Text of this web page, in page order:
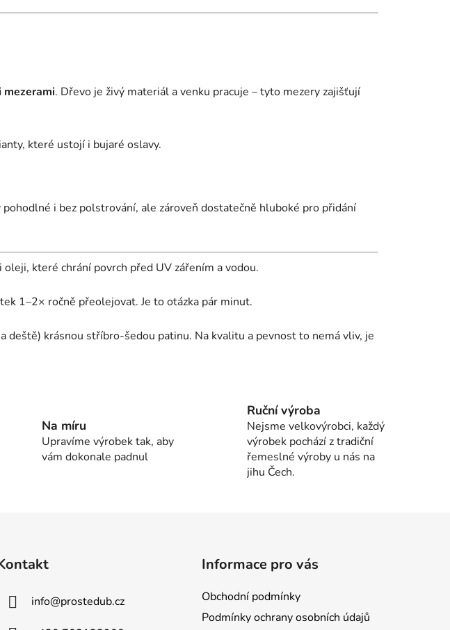
. Dřevo je živý materiál a venku pracuje – tyto mezery zajišťují
které ustojí i bujaré oslavy.
i bez polstrování, ale zároveň dostatečně hluboké pro přidání
které chrání povrch před UV zářením a vodou.
1–2× ročně přeolejovat. Je to otázka pár minut.
deště) krásnou stříbro-šedou patinu. Na kvalitu a pevnost to nemá vliv, je
Na míru
Upravíme výrobek tak, aby
vám dokonale padnul
Ruční výroba
Nejsme velkovýrobci, každý
výrobek pochází z tradiční
řemeslné výroby u nás na
jihu Čech.
info@prostedub.cz
Informace pro vás
Obchodní podmínky
Podmínky ochrany osobních údajů